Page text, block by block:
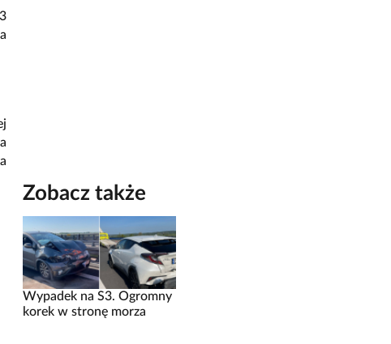
Zobacz także
Wypadek na S3. Ogromny
korek w stronę morza